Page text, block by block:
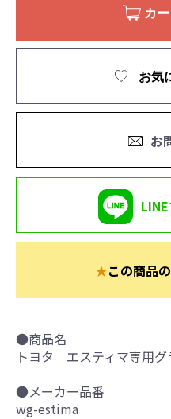
カ
お気
お
★この商品
●商品名
トヨタ エスティマ専用グ
●メーカー品番
wg-estima